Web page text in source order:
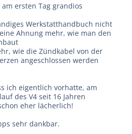
ersten Tag grandios
Werkstatthandbuch nicht
Ahnung mehr, wie man den
wie die Zündkabel von der
angeschlossen werden
ich eigentlich vorhatte, am
des V4 seit 16 Jahren
eher lächerlich!
sehr dankbar.